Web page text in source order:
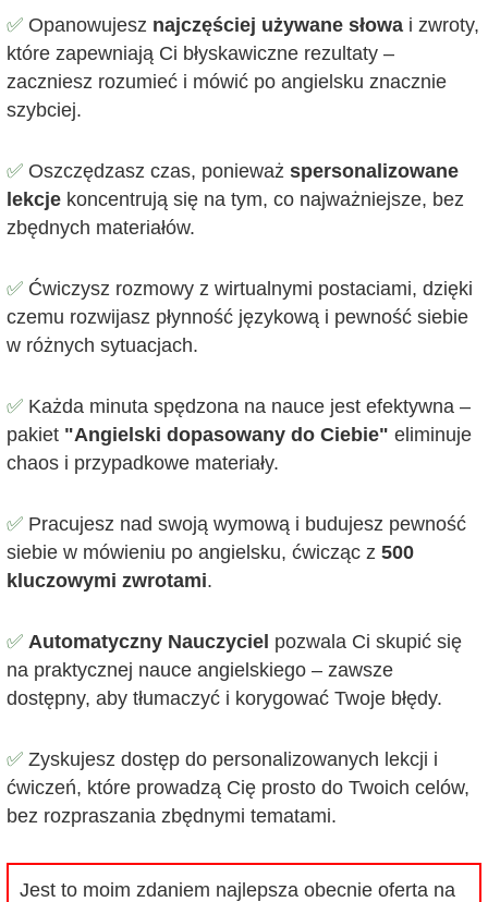
✅ Opanowujesz najczęściej używane słowa i zwroty,
które zapewniają Ci błyskawiczne rezultaty –
zaczniesz rozumieć i mówić po angielsku znacznie
szybciej.
✅ Oszczędzasz czas, ponieważ spersonalizowane
lekcje koncentrują się na tym, co najważniejsze, bez
zbędnych materiałów.
✅ Ćwiczysz rozmowy z wirtualnymi postaciami, dzięki
czemu rozwijasz płynność językową i pewność siebie
w różnych sytuacjach.
✅ Każda minuta spędzona na nauce jest efektywna –
pakiet "Angielski dopasowany do Ciebie" eliminuje
chaos i przypadkowe materiały.
✅ Pracujesz nad swoją wymową i budujesz pewność
siebie w mówieniu po angielsku, ćwicząc z 500
kluczowymi zwrotami.
✅ Automatyczny Nauczyciel pozwala Ci skupić się
na praktycznej nauce angielskiego – zawsze
dostępny, aby tłumaczyć i korygować Twoje błędy.
✅ Zyskujesz dostęp do personalizowanych lekcji i
ćwiczeń, które prowadzą Cię prosto do Twoich celów,
bez rozpraszania zbędnymi tematami.
Jest to moim zdaniem najlepsza obecnie oferta na